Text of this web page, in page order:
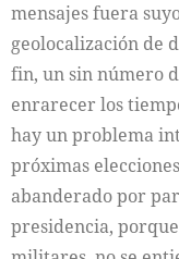
mensajes fuera
geolocalización de
fin, un sin número
enrarecer los
hay un problema
próximas
abanderado por
presidencia,